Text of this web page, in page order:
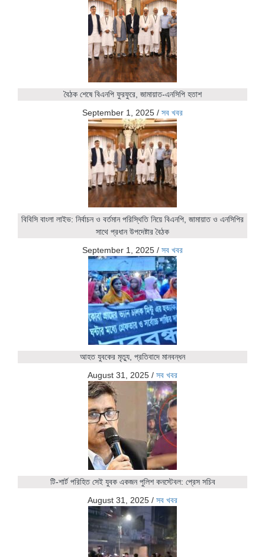
বৈঠক শেষে বিএনপি ফুরফুরে, জামায়াত-এনসিপি হতাশ
September 1, 2025 / সব খবর
বিবিসি বাংলা লাইভ: নির্বাচন ও বর্তমান পরিস্থিতি নিয়ে বিএনপি, জামায়াত ও এনসিপির
সাথে প্রধান উপদেষ্টার বৈঠক
September 1, 2025 / সব খবর
আহত যুবকের মৃত্যু, প্রতিবাদে মানবন্ধন
August 31, 2025 / সব খবর
টি-শার্ট পরিহিত সেই যুবক একজন পুলিশ কনস্টেবল: প্রেস সচিব
August 31, 2025 / সব খবর